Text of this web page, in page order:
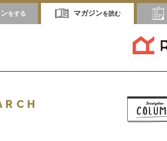
をする マガジンを読む